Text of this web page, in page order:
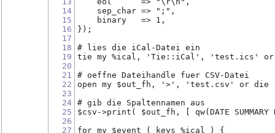
14
15
16
17
18
19
20
21
22
23
24
25
26
27
    sep_char => ";",
    binary   => 1,
});
# lies die iCal-Datei ein
tie my %ical, 'Tie::iCal', 'test.ics' or
# oeffne Dateihandle fuer CSV-Datei
open my $out_fh, '>', 'test.csv' or die
# gib die Spaltennamen aus
$csv->print( $out_fh, [ qw(DATE SUMMARY
for my $event ( keys %ical ) {